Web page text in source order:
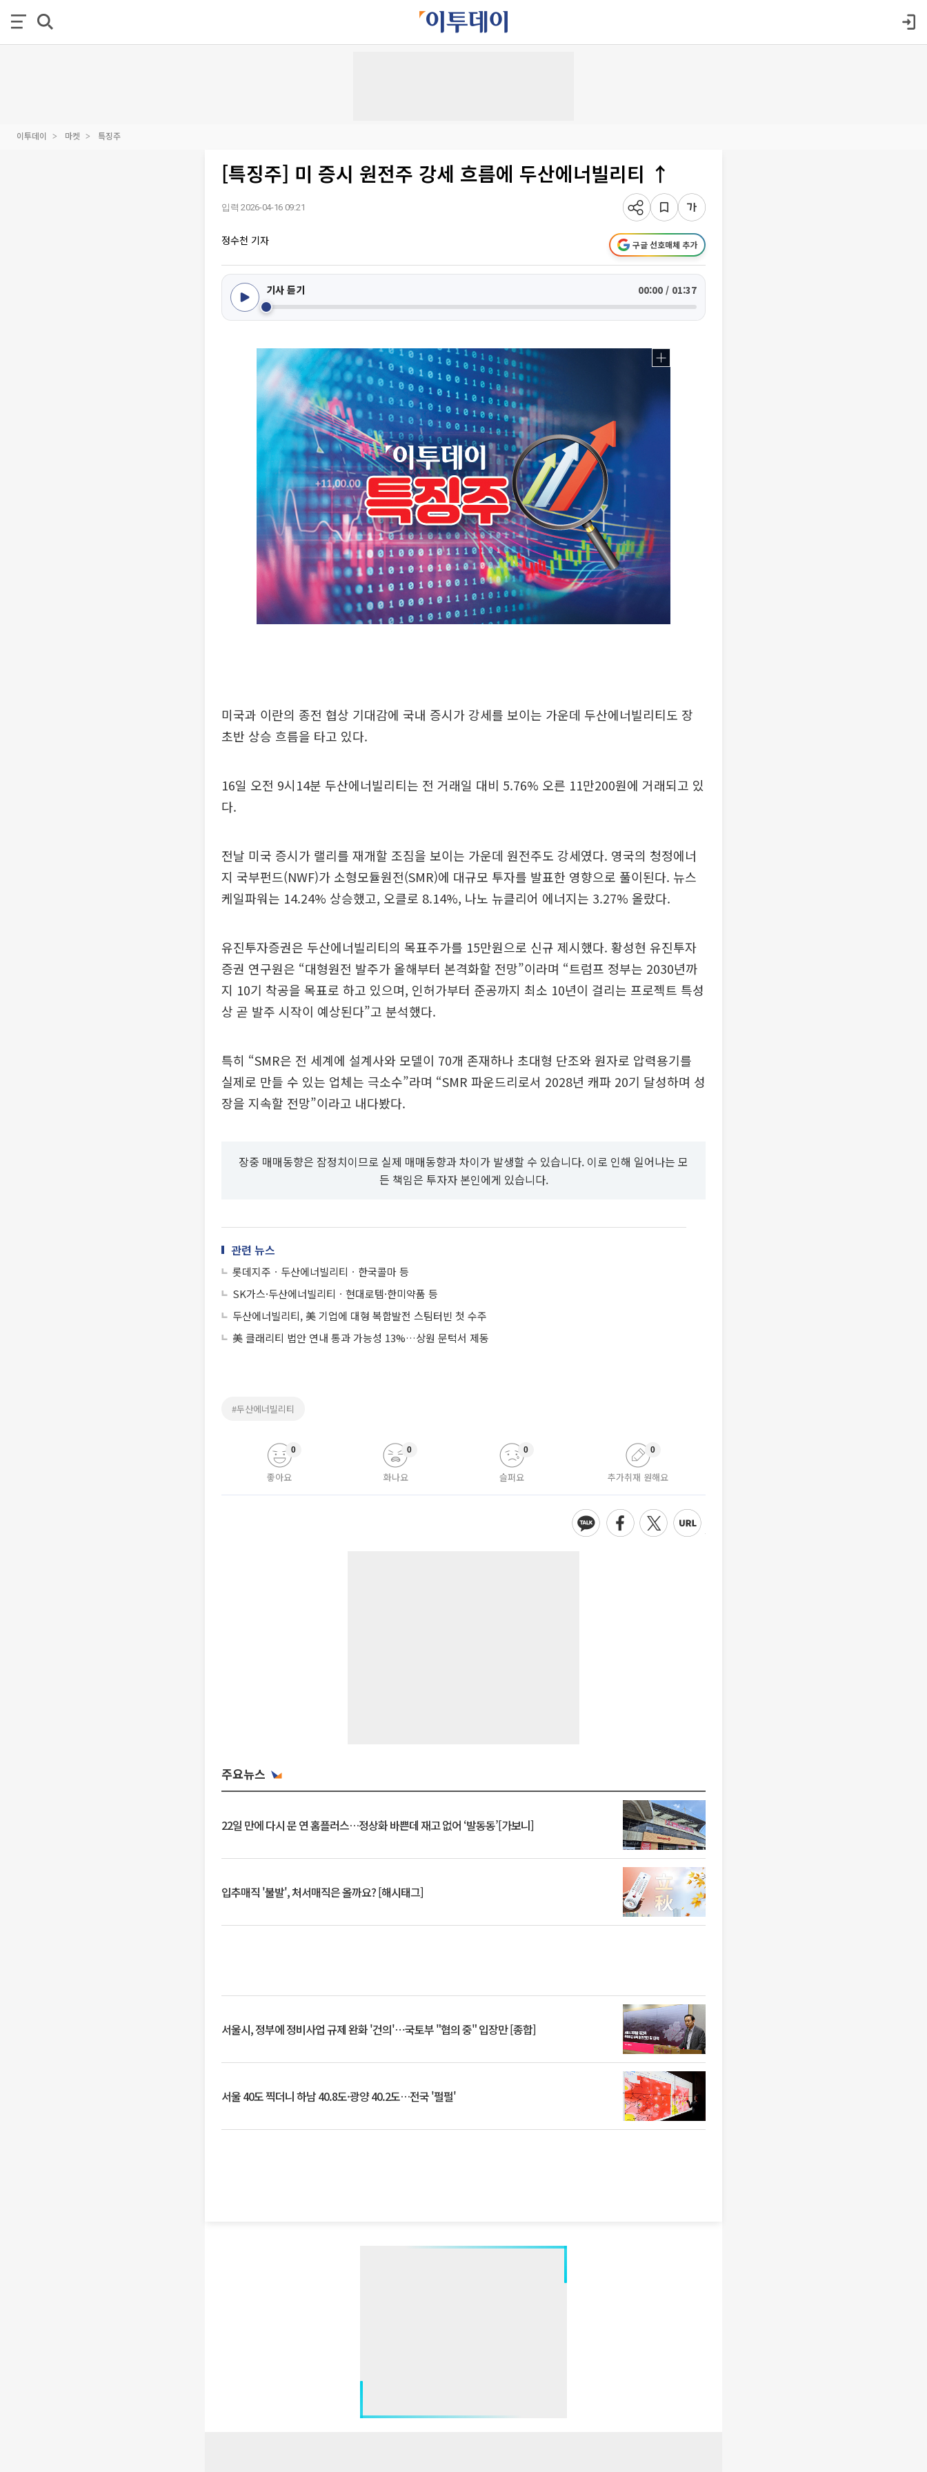
이투데이 마켓 특징주
[특징주] 미 증시 원전주 강세 흐름에 두산에너빌리티 ↑
입력 2026-04-16 09:21
정수천 기자 구글 선호매체 추가
기사 듣기 00:00 / 01:37
미국과 이란의 종전 협상 기대감에 국내 증시가 강세를 보이는 가운데 두산에너빌리티도 장
초반 상승 흐름을 타고 있다.
16일 오전 9시14분 두산에너빌리티는 전 거래일 대비 5.76% 오른 11만200원에 거래되고 있
다.
전날 미국 증시가 랠리를 재개할 조짐을 보이는 가운데 원전주도 강세였다. 영국의 청정에너
지 국부펀드(NWF)가 소형모듈원전(SMR)에 대규모 투자를 발표한 영향으로 풀이된다. 뉴스
케일파워는 14.24% 상승했고, 오클로 8.14%, 나노 뉴클리어 에너지는 3.27% 올랐다.
유진투자증권은 두산에너빌리티의 목표주가를 15만원으로 신규 제시했다. 황성현 유진투자
증권 연구원은 “대형원전 발주가 올해부터 본격화할 전망”이라며 “트럼프 정부는 2030년까
지 10기 착공을 목표로 하고 있으며, 인허가부터 준공까지 최소 10년이 걸리는 프로젝트 특성
상 곧 발주 시작이 예상된다”고 분석했다.
특히 “SMR은 전 세계에 설계사와 모델이 70개 존재하나 초대형 단조와 원자로 압력용기를
실제로 만들 수 있는 업체는 극소수”라며 “SMR 파운드리로서 2028년 캐파 20기 달성하며 성
장을 지속할 전망”이라고 내다봤다.
장중 매매동향은 잠정치이므로 실제 매매동향과 차이가 발생할 수 있습니다. 이로 인해 일어나는 모
든 책임은 투자자 본인에게 있습니다.
관련 뉴스
롯데지주ㆍ두산에너빌리티ㆍ한국콜마 등
SK가스·두산에너빌리티ㆍ현대로템·한미약품 등
두산에너빌리티, 美 기업에 대형 복합발전 스팀터빈 첫 수주
美 클래리티 법안 연내 통과 가능성 13%…상원 문턱서 제동
#두산에너빌리티
좋아요
0
화나요
0
슬퍼요
0
추가취재 원해요
0
주요뉴스
22일 만에 다시 문 연 홈플러스…정상화 바쁜데 재고 없어 ‘발동동’[가보니]
입추매직 '불발', 처서매직은 올까요? [해시태그]
서울시, 정부에 정비사업 규제 완화 '건의'⋯국토부 "협의 중" 입장만 [종합]
서울 40도 찍더니 하남 40.8도·광양 40.2도…전국 '펄펄'